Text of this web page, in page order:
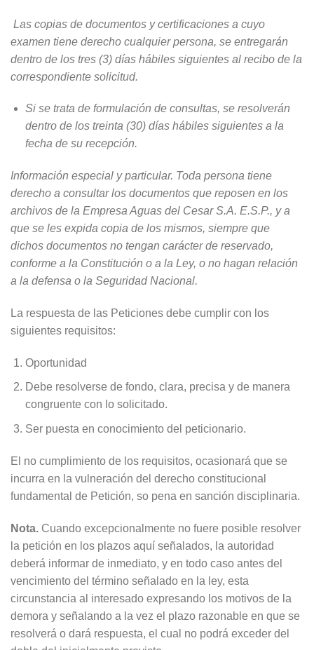
Las copias de documentos y certificaciones a cuyo
examen tiene derecho cualquier persona, se entregarán
dentro de los tres (3) días hábiles siguientes al recibo de la
correspondiente solicitud.
Si se trata de formulación de consultas, se resolverán
dentro de los treinta (30) días hábiles siguientes a la
fecha de su recepción.
Información especial y particular. Toda persona tiene
derecho a consultar los documentos que reposen en los
archivos de la Empresa Aguas del Cesar S.A. E.S.P., y a
que se les expida copia de los mismos, siempre que
dichos documentos no tengan carácter de reservado,
conforme a la Constitución o a la Ley, o no hagan relación
a la defensa o la Seguridad Nacional.
La respuesta de las Peticiones debe cumplir con los
siguientes requisitos:
Oportunidad
Debe resolverse de fondo, clara, precisa y de manera
congruente con lo solicitado.
Ser puesta en conocimiento del peticionario.
El no cumplimiento de los requisitos, ocasionará que se
incurra en la vulneración del derecho constitucional
fundamental de Petición, so pena en sanción disciplinaria.
Nota. Cuando excepcionalmente no fuere posible resolver
la petición en los plazos aquí señalados, la autoridad
deberá informar de inmediato, y en todo caso antes del
vencimiento del término señalado en la ley, esta
circunstancia al interesado expresando los motivos de la
demora y señalando a la vez el plazo razonable en que se
resolverá o dará respuesta, el cual no podrá exceder del